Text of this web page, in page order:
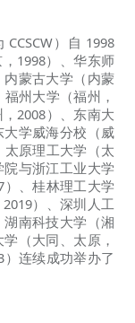
）自 1998
1998）、华东师
蒙古大学（内蒙
州大学（福州，
2008）、东南大
学威海分校（威
原理工大学（太
与浙江工业大学
）、桂林理工大学
）、深圳人工
南科技大学（湘
（大同、太原，
连续成功举办了